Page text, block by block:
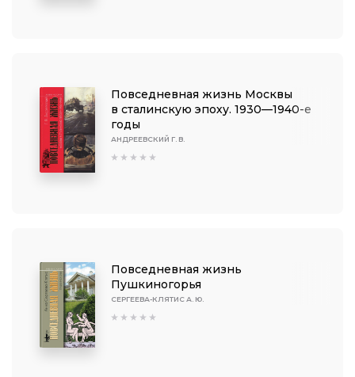
Повседневная жизнь Москвы
в сталинскую эпоху. 1930—1940-е
годы
АНДРЕЕВСКИЙ Г. В.
Повседневная жизнь
Пушкиногорья
СЕРГЕЕВА-КЛЯТИС А. Ю.